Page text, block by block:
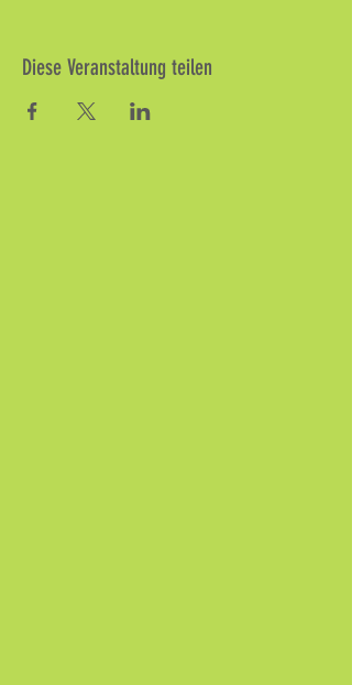
Diese Veranstaltung teilen